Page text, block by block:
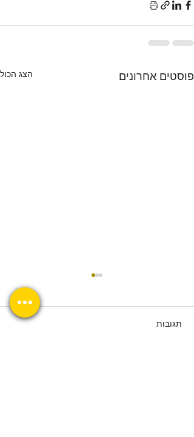
פוסטים אחרונים הצג הכול
תגובות